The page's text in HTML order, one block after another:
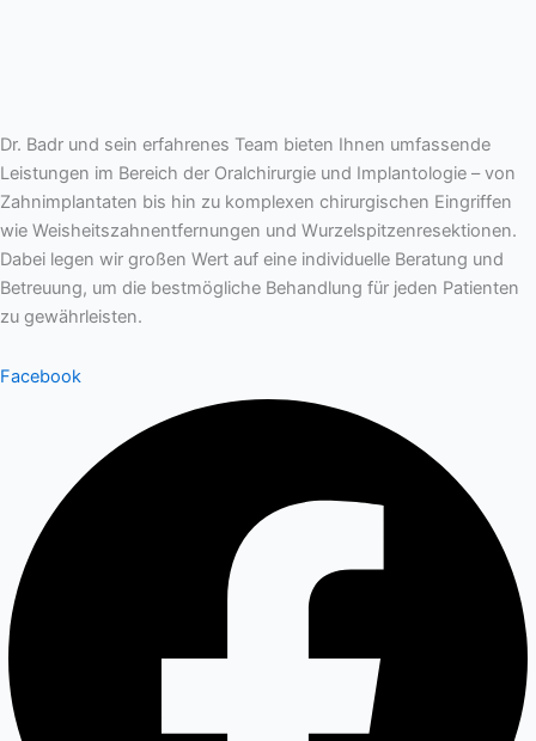
Dr. Badr und sein erfahrenes Team bieten Ihnen umfassende
Leistungen im Bereich der Oralchirurgie und Implantologie – von
Zahnimplantaten bis hin zu komplexen chirurgischen Eingriffen
wie Weisheitszahnentfernungen und Wurzelspitzenresektionen.
Dabei legen wir großen Wert auf eine individuelle Beratung und
Betreuung, um die bestmögliche Behandlung für jeden Patienten
zu gewährleisten.
Facebook